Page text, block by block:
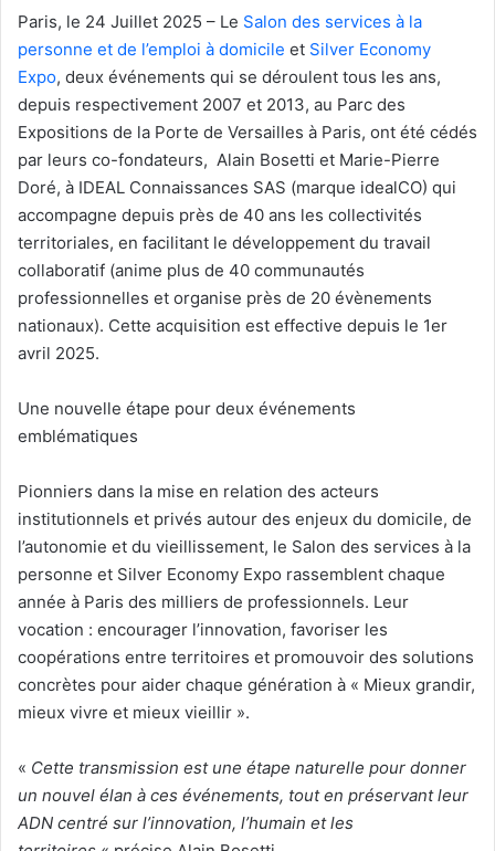
Paris, le 24 Juillet 2025 – Le Salon des services à la
personne et de l’emploi à domicile et Silver Economy
Expo, deux événements qui se déroulent tous les ans,
depuis respectivement 2007 et 2013, au Parc des
Expositions de la Porte de Versailles à Paris, ont été cédés
par leurs co-fondateurs, Alain Bosetti et Marie-Pierre
Doré, à IDEAL Connaissances SAS (marque idealCO) qui
accompagne depuis près de 40 ans les collectivités
territoriales, en facilitant le développement du travail
collaboratif (anime plus de 40 communautés
professionnelles et organise près de 20 évènements
nationaux). Cette acquisition est effective depuis le 1er
avril 2025.
Une nouvelle étape pour deux événements
emblématiques
Pionniers dans la mise en relation des acteurs
institutionnels et privés autour des enjeux du domicile, de
l’autonomie et du vieillissement, le Salon des services à la
personne et Silver Economy Expo rassemblent chaque
année à Paris des milliers de professionnels. Leur
vocation : encourager l’innovation, favoriser les
coopérations entre territoires et promouvoir des solutions
concrètes pour aider chaque génération à « Mieux grandir,
mieux vivre et mieux vieillir ».
« Cette transmission est une étape naturelle pour donner
un nouvel élan à ces événements, tout en préservant leur
ADN centré sur l’innovation, l’humain et les